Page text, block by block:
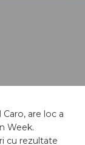
are loc a
Week.
cu rezultate